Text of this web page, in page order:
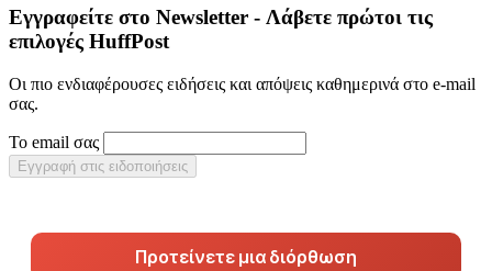
Εγγραφείτε στο Newsletter - Λάβετε πρώτοι τις
επιλογές HuffPost
Οι πιο ενδιαφέρουσες ειδήσεις και απόψεις καθημερινά στο e-mail
σας.
Το email σας
Εγγραφή στις ειδοποιήσεις
Προτείνετε μια διόρθωση